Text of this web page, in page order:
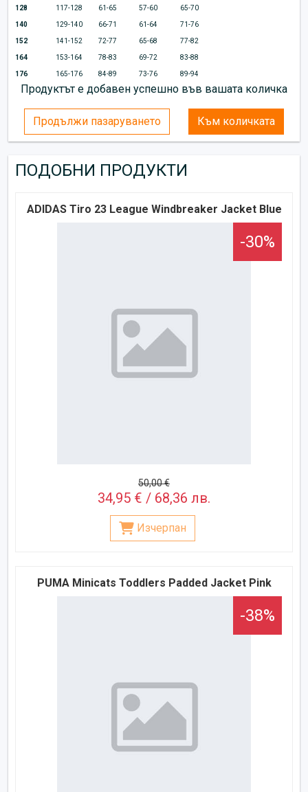
128 117-128 61-65 57-60 65-70
140 129-140 66-71 61-64 71-76
152 141-152 72-77 65-68 77-82
164 153-164 78-83 69-72 83-88
176 165-176 84-89 73-76 89-94
Продуктът е добавен успешно във вашата количка
Продължи пазаруването Към количката
ПОДОБНИ ПРОДУКТИ
ADIDAS Tiro 23 League Windbreaker Jacket Blue
-30%
50,00 €
34,95 € / 68,36 лв.
Изчерпан
PUMA Minicats Toddlers Padded Jacket Pink
-38%